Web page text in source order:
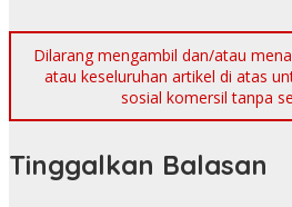
Dilarang mengambil dan/atau
atau keseluruhan artikel di atas
sosial komersil tanpa
Tinggalkan Balasan